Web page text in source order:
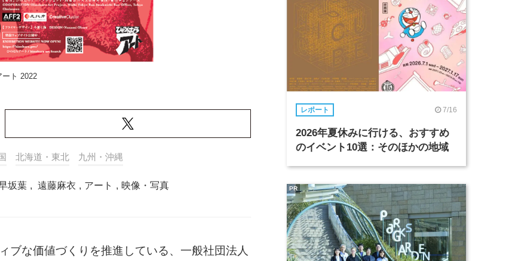
ート 2022
北海道・東北 九州・沖縄
坂葉 , 遠藤麻衣 , アート , 映像・写真
ブな価値づくりを推進している、一般社団法人
レポート 7/16
2026年夏休みに行ける、おすすめ
のイベント10選：そのほかの地域
PR